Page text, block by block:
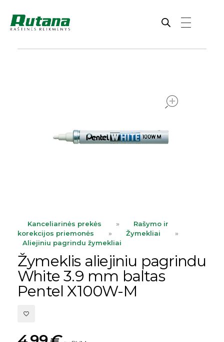
Kanceliarinės prekės »
Rašymo ir
korekcijos priemonės
» Žymekliai
»
Aliejiniu pagrindu žymekliai
Žymeklis aliejiniu pagrindu
White 3.9 mm baltas
Pentel X100W-M